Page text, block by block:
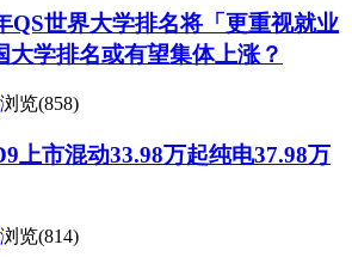
QS世界大学排名将「更重视就业
大学排名或有望集体上涨？
浏览(858)
上市混动33.98万起纯电37.98万
浏览(814)